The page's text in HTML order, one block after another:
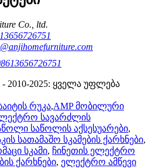
Co., ltd.
2025: ყველა უფლება
რუკა,AMP მობილური
სავარძლის
საწოლის აქსესუარები,
სათამაშო სკამების ქარხნები,
სკამი, ჩინეთის ელექტრო
ქარხნები, ელექტრო ამწევი